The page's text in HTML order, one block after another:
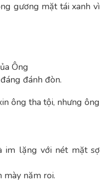
gương mặt tái xanh vì
Ông
đánh đòn.
ông tha tội, nhưng ông
im lặng với nét mặt sợ
mày năm roi.